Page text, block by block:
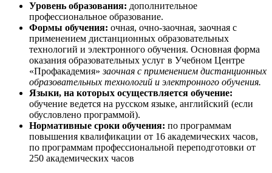
Уровень образования: дополнительное
профессиональное образование.
Формы обучения: очная, очно-заочная, заочная с
применением дистанционных образовательных
технологий и электронного обучения. Основная форма
оказания образовательных услуг в Учебном Центре
«Профакадемия»заочная с применением дистанционных
образовательных технологий и электронного обучения.
Языки, на которых осуществляется обучение:
обучение ведется на русском языке, английский (если
обусловлено программой).
Нормативные сроки обучения: по программам
повышения квалификации от 16 академических часов,
по программам профессиональной переподготовки от
250 академических часов